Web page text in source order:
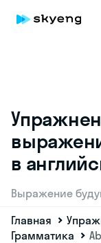
в
Выражение
Главная
Грамматика